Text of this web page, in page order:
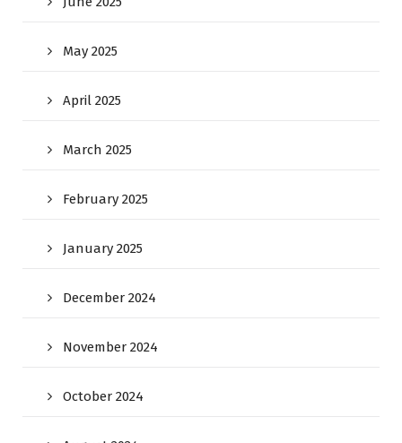
May 2025
April 2025
March 2025
February 2025
January 2025
December 2024
November 2024
October 2024